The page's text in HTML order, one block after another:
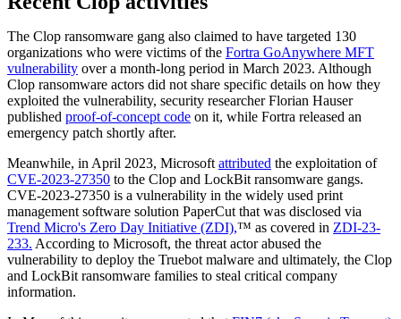
The Clop ransomware gang also claimed to have targeted 130
organizations who were victims of the Fortra GoAnywhere MFT
vulnerability over a month-long period in March 2023. Although
Clop ransomware actors did not share specific details on how they
exploited the vulnerability, security researcher Florian Hauser
published proof-of-concept code on it, while Fortra released an
emergency patch shortly after.
Meanwhile, in April 2023, Microsoft attributed the exploitation of
CVE-2023-27350 to the Clop and LockBit ransomware gangs.
CVE-2023-27350 is a vulnerability in the widely used print
management software solution PaperCut that was disclosed via
Trend Micro's Zero Day Initiative (ZDI),™ as covered in ZDI-23-
233. According to Microsoft, the threat actor abused the
vulnerability to deploy the Truebot malware and ultimately, the Clop
and LockBit ransomware families to steal critical company
information.